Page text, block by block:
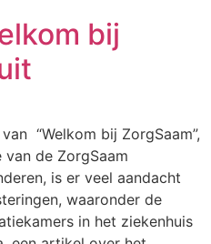
bij
“Welkom bij ZorgSaam”,
de ZorgSaam
is er veel aandacht
waaronder de
in het ziekenhuis